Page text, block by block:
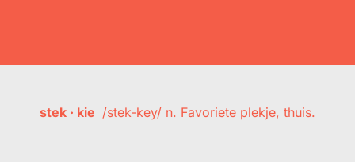
stek · kie /stek-key/ n. Favoriete plekje, thuis.